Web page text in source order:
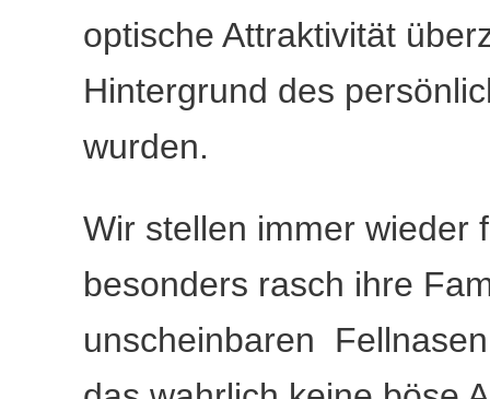
optische Attraktivität
Hintergrund des
wurden.
Wir stellen immer wieder
besonders rasch ihre
unscheinbaren